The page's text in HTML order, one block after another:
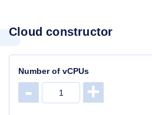
Cloud constructor
Number of vCPUs
+
-